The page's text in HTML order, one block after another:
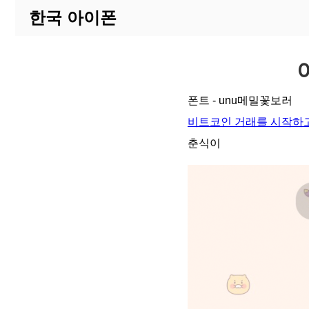
한국 아이폰
폰트 - unu메밀꽃보러
비트코인 거래를 시작하
춘식이